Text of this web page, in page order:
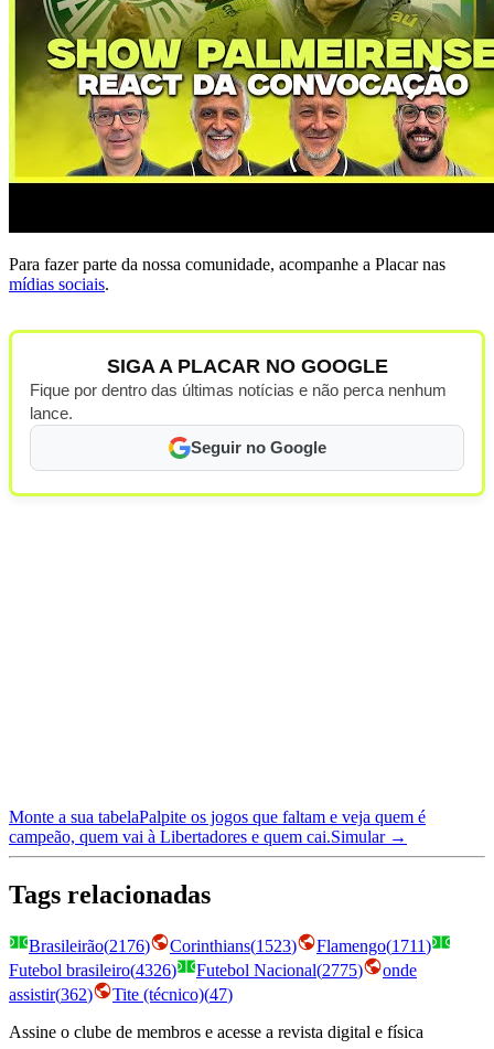
Para fazer parte da nossa comunidade, acompanhe a Placar nas
mídias sociais.
SIGA A PLACAR NO GOOGLE
Fique por dentro das últimas notícias e não perca nenhum
lance.
Seguir no Google
Monte a sua tabelaPalpite os jogos que faltam e veja quem é
campeão, quem vai à Libertadores e quem cai.Simular →
Tags relacionadas
Brasileirão(2176) Corinthians(1523) Flamengo(1711)
Futebol brasileiro(4326) Futebol Nacional(2775)
onde
assistir(362) Tite (técnico)(47)
Assine o clube de membros e acesse a revista digital e física